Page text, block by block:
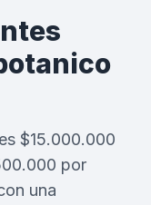
$15.000.000
por
una